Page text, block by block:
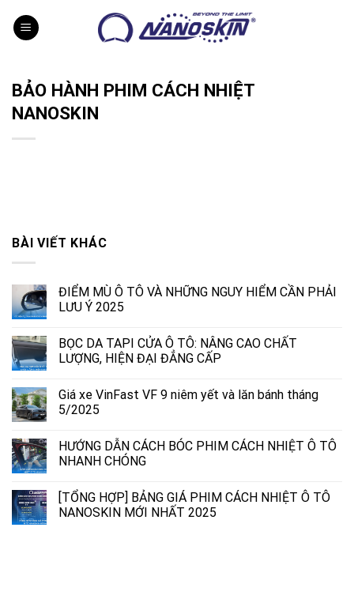
BẢO HÀNH PHIM CÁCH NHIỆT
NANOSKIN
BÀI VIẾT KHÁC
ĐIỂM MÙ Ô TÔ VÀ NHỮNG NGUY HIỂM CẦN PHẢI
LƯU Ý 2025
BỌC DA TAPI CỬA Ô TÔ: NÂNG CAO CHẤT
LƯỢNG, HIỆN ĐẠI ĐẲNG CẤP
Giá xe VinFast VF 9 niêm yết và lăn bánh tháng
5/2025
HƯỚNG DẪN CÁCH BÓC PHIM CÁCH NHIỆT Ô TÔ
NHANH CHÓNG
[TỔNG HỢP] BẢNG GIÁ PHIM CÁCH NHIỆT Ô TÔ
NANOSKIN MỚI NHẤT 2025